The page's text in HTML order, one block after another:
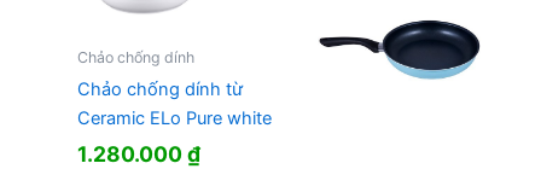
Chảo chống dính
Chảo chống dính từ
Ceramic ELo Pure white
1.280.000₫